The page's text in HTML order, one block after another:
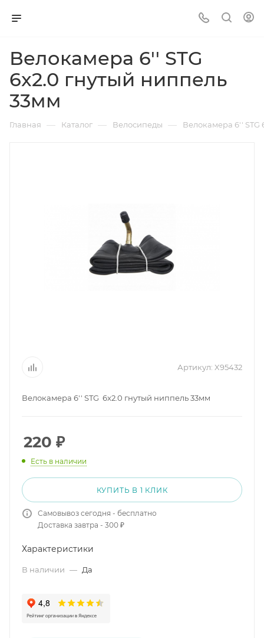
Велокамера 6'' STG
6x2.0 гнутый ниппель
33мм
Главная — Каталог — Велосипеды — Велокамера 6'' STG
Артикул: X95432
Велокамера 6'' STG 6x2.0 гнутый ниппель 33мм
220 ₽
Есть в наличии
КУПИТЬ В 1 КЛИК
Самовывоз сегодня - бесплатно
Доставка завтра - 300 ₽
Характеристики
В наличии — Да